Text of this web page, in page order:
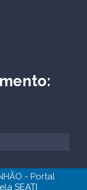
- Portal
SEATI